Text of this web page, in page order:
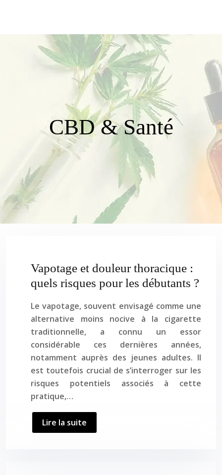
CBD & Santé
Vapotage et douleur thoracique :
quels risques pour les débutants ?
Le vapotage, souvent envisagé comme une
alternative moins nocive à la cigarette
traditionnelle, a connu un essor
considérable ces dernières années,
notamment auprès des jeunes adultes. Il
est toutefois crucial de s’interroger sur les
risques potentiels associés à cette
pratique,…
Lire la suite